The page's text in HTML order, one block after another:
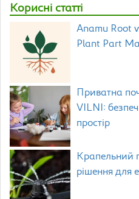
Корисні статті
Anamu Root
Plant Part
Приватна
VILNI:
простір
Крапельний
рішення для